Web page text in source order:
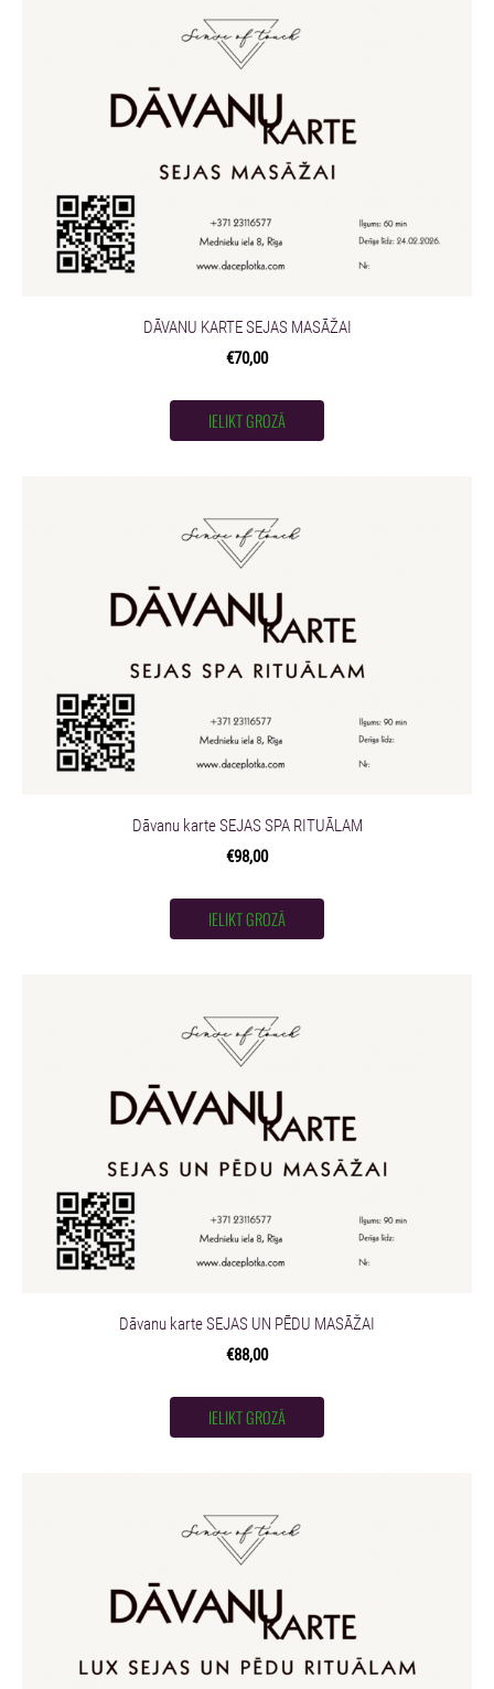
DĀVANU KARTE SEJAS MASĀŽAI
€70,00
IELIKT GROZĀ
Dāvanu karte SEJAS SPA RITUĀLAM
€98,00
IELIKT GROZĀ
Dāvanu karte SEJAS UN PĒDU MASĀŽAI
€88,00
IELIKT GROZĀ